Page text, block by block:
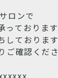
ロンで
ております
ております
確認くださ